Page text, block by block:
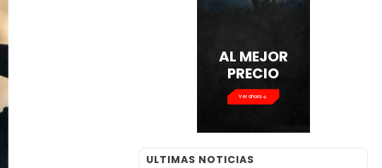
AL MEJOR
PRECIO
Ver ahora
ULTIMAS NOTICIAS